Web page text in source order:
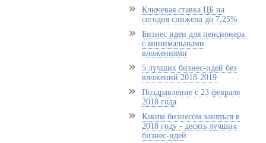
Ключевая ставка ЦБ на
сегодня снижена до 7,25%
Бизнес идеи для пенсионера
с минимальными
вложениями
5 лучших бизнес-идей без
вложений 2018-2019
Поздравление с 23 февраля
2018 года
Каким бизнесом заняться в
2018 году - десять лучших
бизнес-идей